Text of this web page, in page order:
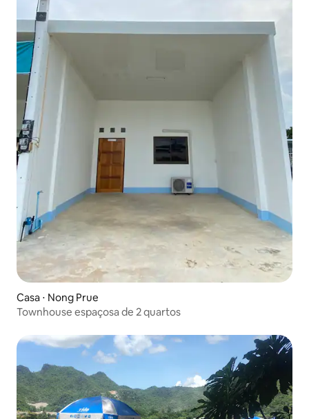
Casa ⋅ Nong Prue
Townhouse espaçosa de 2 quartos